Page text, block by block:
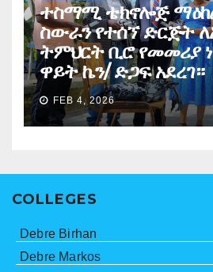
ተስማሚ ቴክኖሎጅ
ስውራን የተሰኘ ድርጅት
ትምህርት ቢሮ የመመሪያ
ዋይት ኬን/ ድጋፍ አደረገ።
FEB 4, 2026
COLLEGES
Debre Birhan
Debre Markos